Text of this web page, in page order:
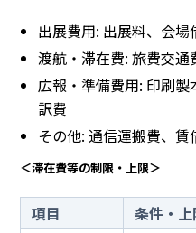
出展費用: 出展料、会
渡航・滞在費: 旅費交通
広報・準備費用: 印刷
訳費
その他: 通信運搬費、賃
＜滞在費等の制限・上限＞
項目
条件・